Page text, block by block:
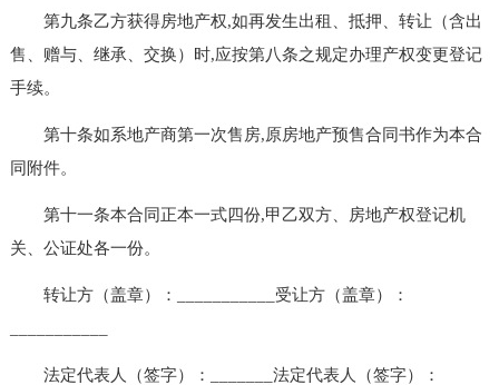
第九条乙方获得房地产权,如再发生出租、抵押、转让（含出
售、赠与、继承、交换）时,应按第八条之规定办理产权变更登记
手续。
第十条如系地产商第一次售房,原房地产预售合同书作为本合
同附件。
第十一条本合同正本一式四份,甲乙双方、房地产权登记机
关、公证处各一份。
转让方（盖章）：___________受让方（盖章）：
法定代表人（签字）：_______法定代表人（签字）：